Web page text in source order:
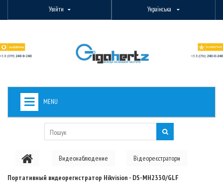
Увійти Українська
MENU
PON ОБЛАДНАННЯ
Видеонаблюдение Відеореєстратори
Портативный видеорегистратор Hikvision - DS-MH2330/GLF